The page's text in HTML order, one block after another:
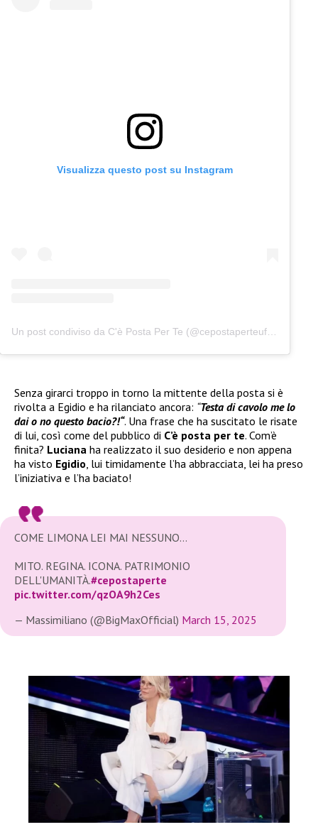
Visualizza questo post su Instagram
Senza girarci troppo in torno la mittente della posta si è
rivolta a Egidio e ha rilanciato ancora: “Testa di cavolo me lo
dai o no questo bacio?!“. Una frase che ha suscitato le risate
di lui, così come del pubblico di C’è posta per te. Com’è
finita? Luciana ha realizzato il suo desiderio e non appena
ha visto Egidio, lui timidamente l’ha abbracciata, lei ha preso
l’iniziativa e l’ha baciato!
COME LIMONA LEI MAI NESSUNO…
MITO. REGINA. ICONA. PATRIMONIO
DELL'UMANITÀ.#cepostaperte
pic.twitter.com/qzOA9h2Ces
— Massimiliano (@BigMaxOfficial) March 15, 2025